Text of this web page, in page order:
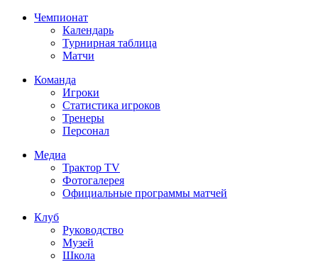
Чемпионат
Календарь
Турнирная таблица
Матчи
Команда
Игроки
Статистика игроков
Тренеры
Персонал
Медиа
Трактор TV
Фотогалерея
Официальные программы матчей
Клуб
Руководство
Музей
Школа